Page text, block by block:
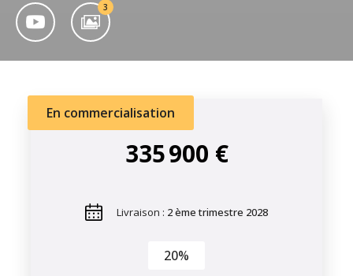
3
En commercialisation
335 900 €
Livraison : 2 ème trimestre 2028
20%